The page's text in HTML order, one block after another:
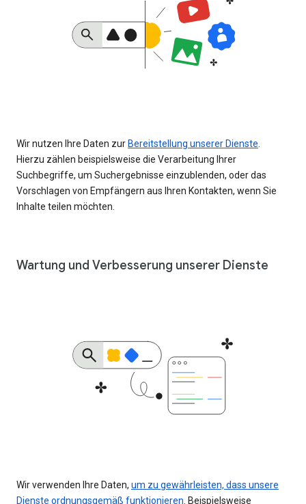
Wir nutzen Ihre Daten zur Bereitstellung unserer Dienste
Hierzu zählen beispielsweise die Verarbeitung Ihrer
Suchbegriffe, um Suchergebnisse einzublenden, oder das
Vorschlagen von Empfängern aus Ihren Kontakten, wenn Sie
Inhalte teilen möchten.
Wartung und Verbesserung unserer Dienste
Wir verwenden Ihre Daten, um zu gewährleisten, dass unsere
Dienste ordnungsgemäß funktionieren . Beispielsweise